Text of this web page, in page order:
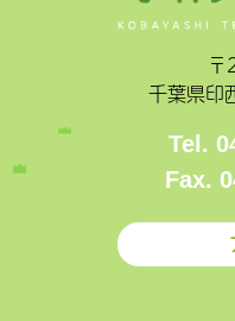
千葉県印
Tel.
Fax.